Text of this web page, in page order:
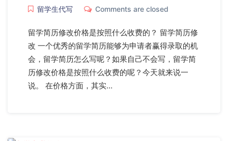
留学生代写 Comments are closed
留学简历修改价格是按照什么收费的？ 留学简历修
改 一个优秀的留学简历能够为申请者赢得录取的机
会，留学简历怎么写呢？如果自己不会写，留学简
历修改价格是按照什么收费的呢？今天就来说一
说。 在价格方面，其实…